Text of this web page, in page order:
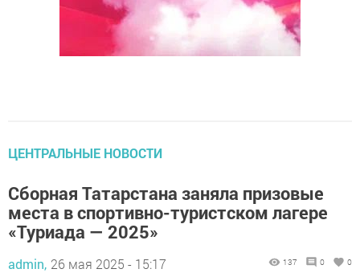
ЦЕНТРАЛЬНЫЕ НОВОСТИ
Сборная Татарстана заняла призовые
места в спортивно-туристском лагере
«Туриада — 2025»
admin, 26 мая 2025 - 15:17 137 0 0